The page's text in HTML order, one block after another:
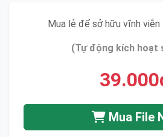
Mua lẻ để sở hữu vĩnh viễn
(Tự động kích hoạt
Mua File